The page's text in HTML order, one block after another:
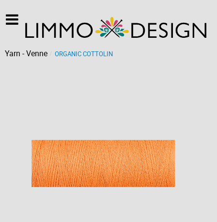
Yarn - Venne ORGANIC COTTOLIN